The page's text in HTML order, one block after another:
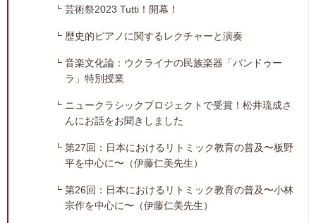
芸術祭2023 Tutti！開幕！
歴史的ピアノに関するレクチャーと演奏
音楽文化論：ウクライナの民族楽器「バンドゥー
ラ」特別授業
ニュークラシックプロジェクトで受賞！松井琉成さ
んにお話をお聞きしました
第27回：日本におけるリトミック教育の普及〜板野
平を中心に〜（伊藤仁美先生）
第26回：日本におけるリトミック教育の普及〜小林
宗作を中心に〜（伊藤仁美先生）